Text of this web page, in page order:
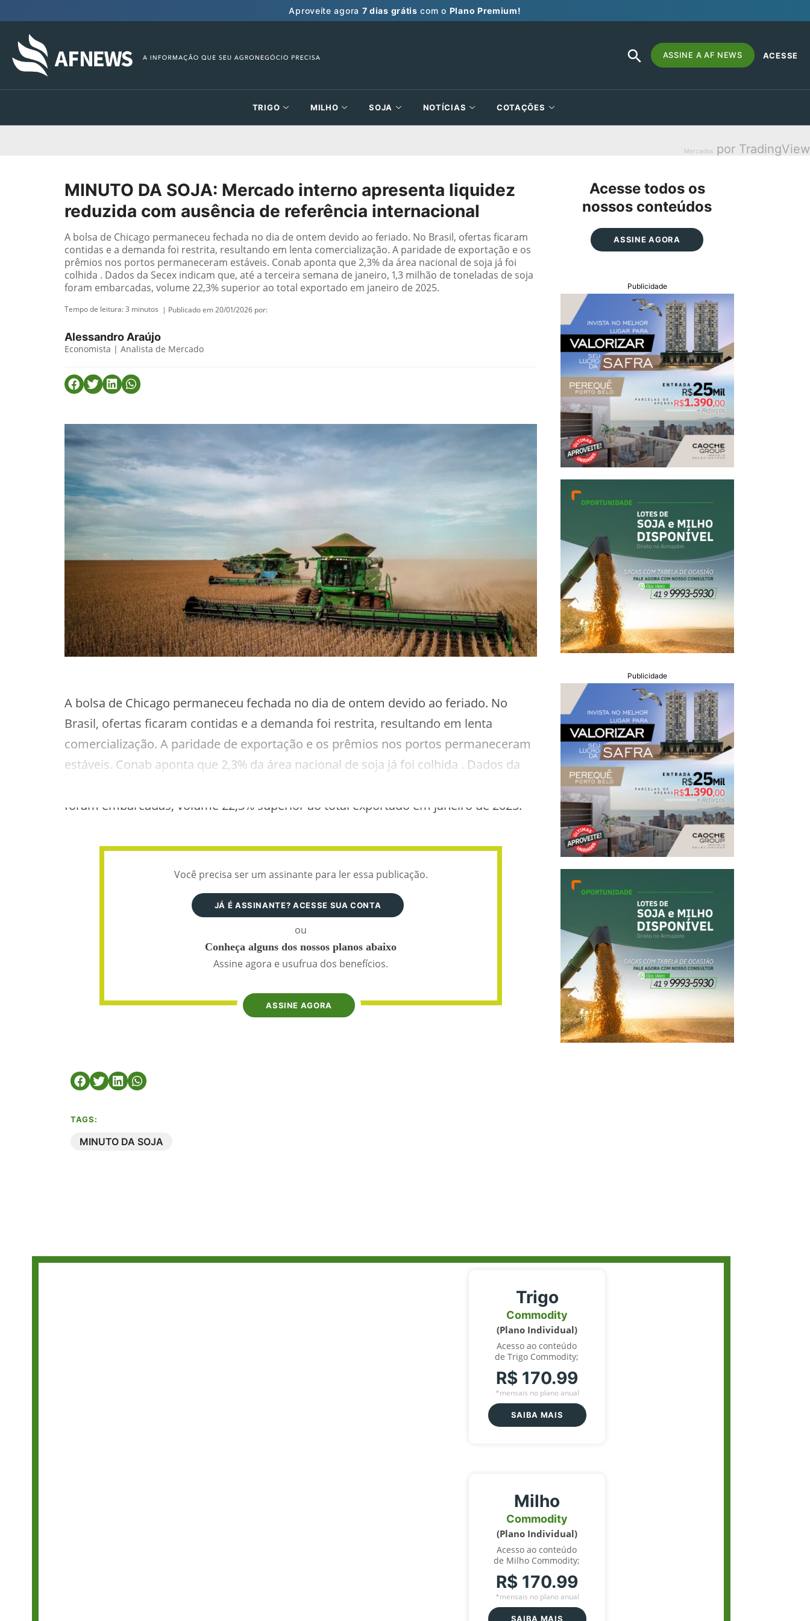
Aproveite agora 7 dias grátis com o Plano Premium!
Search
for:
SEARCH
BUTTON
ASSINE A AF NEWS ACESSE
TRIGO MILHO SOJA NOTÍCIAS COTAÇÕES
Mercados por TradingView
MINUTO DA SOJA: Mercado interno apresenta liquidez
reduzida com ausência de referência internacional
A bolsa de Chicago permaneceu fechada no dia de ontem devido ao feriado. No Brasil, ofertas ficaram
contidas e a demanda foi restrita, resultando em lenta comercialização. A paridade de exportação e os
prêmios nos portos permaneceram estáveis. Conab aponta que 2,3% da área nacional de soja já foi
colhida . Dados da Secex indicam que, até a terceira semana de janeiro, 1,3 milhão de toneladas de soja
foram embarcadas, volume 22,3% superior ao total exportado em janeiro de 2025.
Tempo de leitura:3 minutos | Publicado em 20/01/2026 por:
Alessandro Araújo
Economista | Analista de Mercado
A bolsa de Chicago permaneceu fechada no dia de ontem devido ao feriado. No
Brasil, ofertas ficaram contidas e a demanda foi restrita, resultando em lenta
comercialização. A paridade de exportação e os prêmios nos portos permaneceram
estáveis. Conab aponta que 2,3% da área nacional de soja já foi colhida . Dados da
foram embarcadas, volume 22,3% superior ao total exportado em janeiro de 2025.
Você precisa ser um assinante para ler essa publicação.
JÁ É ASSINANTE? ACESSE SUA CONTA
ou
Conheça alguns dos nossos planos abaixo
Assine agora e usufrua dos benefícios.
ASSINE AGORA
TAGS:
MINUTO DA SOJA
Acesse todos os
nossos conteúdos
ASSINE AGORA
Publicidade
Publicidade
Trigo
Commodity
(Plano Individual)
Acesso ao conteúdo
de Trigo Commodity;
R$ 170.99
*mensais no plano anual
SAIBA MAIS
Milho
Commodity
(Plano Individual)
Acesso ao conteúdo
de Milho Commodity;
R$ 170.99
*mensais no plano anual
SAIBA MAIS